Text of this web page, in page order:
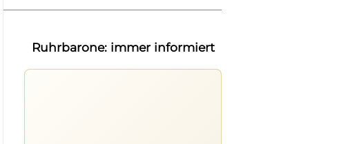
Ruhrbarone: immer informiert